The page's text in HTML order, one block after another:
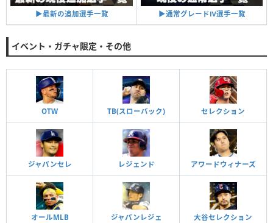
▶︎最新の追加選手一覧 ▶︎通常グレードⅣ選手一覧
イベント・ガチャ限定・その他
OTW TB(スローバック) セレクション
ジャパンセレ レジェンド アワードウィナーズ
オールMLB ジャパンレジェ 大谷セレクション